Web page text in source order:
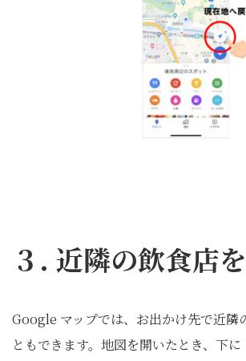
３. 近隣の飲食店
Google マップでは、お出かけ先で近隣
ともできます。地図を開いたとき、下に